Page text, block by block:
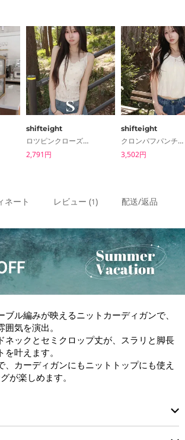
shifteight
ロツピンクローズレース スリーブレスタンクトップブラウス
2,791円
shifteight
クロンパフパンチング半袖ブラウス
3,502円
ネート レビュー (1) 配送/返品
ル編みが映えるニットカーディガンで、
気を演出。
ネックとセミクロップ丈が、スラリと脚長
叶えます。
、カーディガンにもニットトップにも使え
が楽しめます。